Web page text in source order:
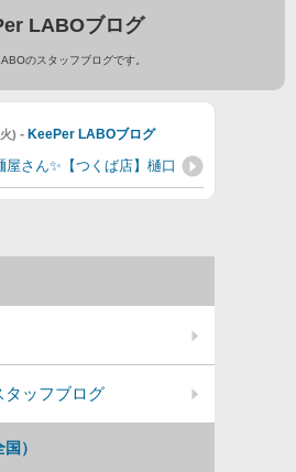
LABOブログ
のスタッフブログです。
) - KeePer LABOブログ
屋さん✨【つくば店】樋口
）
タッフブログ